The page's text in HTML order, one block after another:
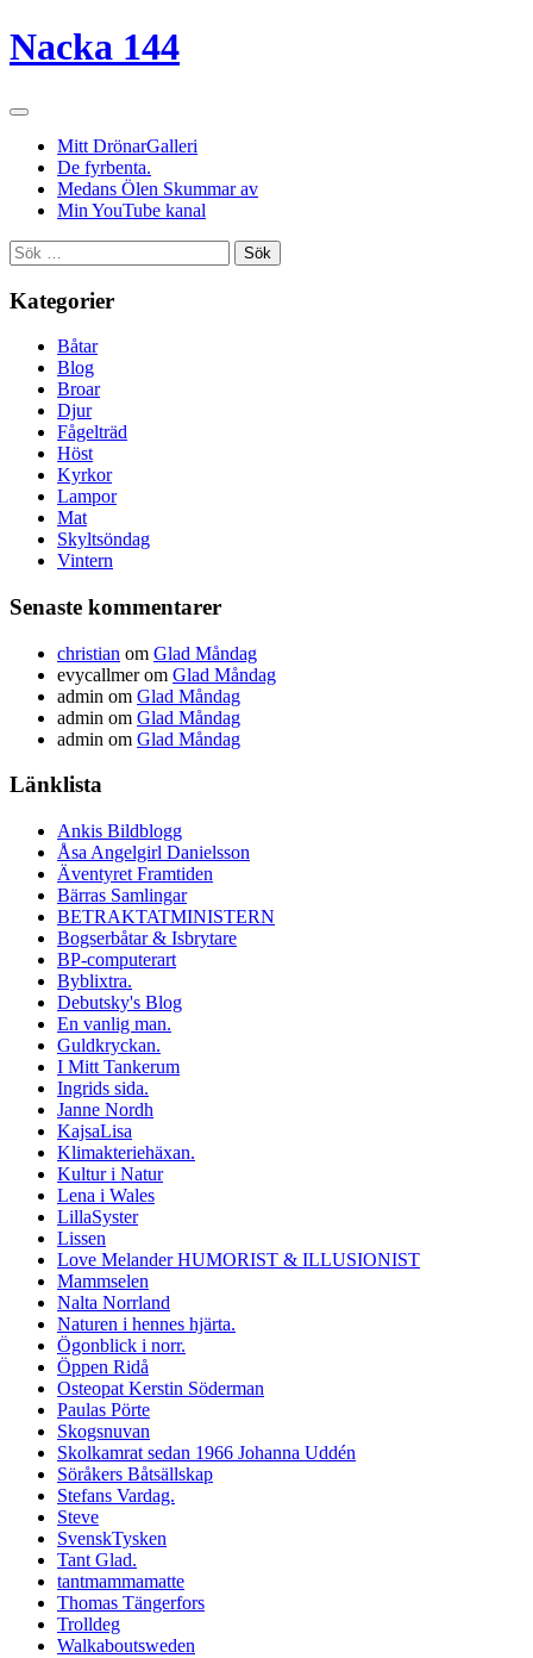
Nacka 144
Mitt DrönarGalleri
De fyrbenta.
Medans Ölen Skummar av
Min YouTube kanal
Sök
efter:
Kategorier
Båtar
Blog
Broar
Djur
Fågelträd
Höst
Kyrkor
Lampor
Mat
Skyltsöndag
Vintern
Senaste kommentarer
christian om Glad Måndag
evycallmerom Glad Måndag
admin om Glad Måndag
admin om Glad Måndag
admin om Glad Måndag
Länklista
Ankis Bildblogg
Åsa Angelgirl Danielsson
Äventyret Framtiden
Bärras Samlingar
BETRAKTATMINISTERN
Bogserbåtar & Isbrytare
BP-computerart
Byblixtra.
Debutsky's Blog
En vanlig man.
Guldkryckan.
I Mitt Tankerum
Ingrids sida.
Janne Nordh
KajsaLisa
Klimakteriehäxan.
Kultur i Natur
Lena i Wales
LillaSyster
Lissen
Love Melander HUMORIST & ILLUSIONIST
Mammselen
Nalta Norrland
Naturen i hennes hjärta.
Ögonblick i norr.
Öppen Ridå
Osteopat Kerstin Söderman
Paulas Pörte
Skogsnuvan
Skolkamrat sedan 1966 Johanna Uddén
Söråkers Båtsällskap
Stefans Vardag.
Steve
SvenskTysken
Tant Glad.
tantmammamatte
Thomas Tängerfors
Trolldeg
Walkaboutsweden